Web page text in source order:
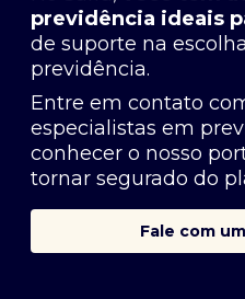
previdência ideais
de suporte na
previdência.
Entre em contato
especialistas em
conhecer o nosso
tornar segurado do
Fale com